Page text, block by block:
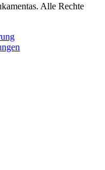
Alle Rechte